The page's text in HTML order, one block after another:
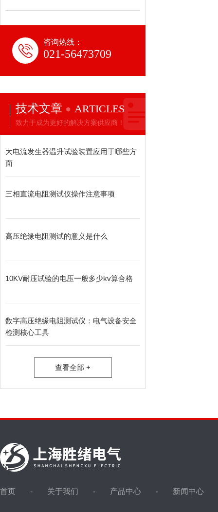
咨询热线：
021-56473709
技术文章 ARTICLES
致力于成为更好的解决方案供应商！
大电流发生器温升试验装置应用于哪些方
面
三相直流电阻测试仪操作注意事项
高压绝缘电阻测试的意义是什么
10KV耐压试验的电压一般多少kv算合格
数字高压绝缘电阻测试仪：电气设备安全
检测核心工具
查看全部 +
首页 关于我们 产品中心 新闻中心